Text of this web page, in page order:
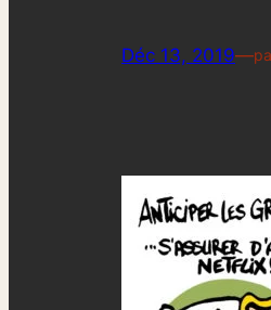
Déc 13, 2019—